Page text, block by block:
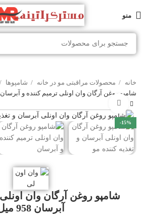
منو
خانه محصولات مراقبتی مو در خانه
شامپوها
شامپو روغن آرگان وان اونلی ترمیم کننده و آبرسان 958 میل
-15%
شامپو روغن آرگان وان
آبرسان 958 میل